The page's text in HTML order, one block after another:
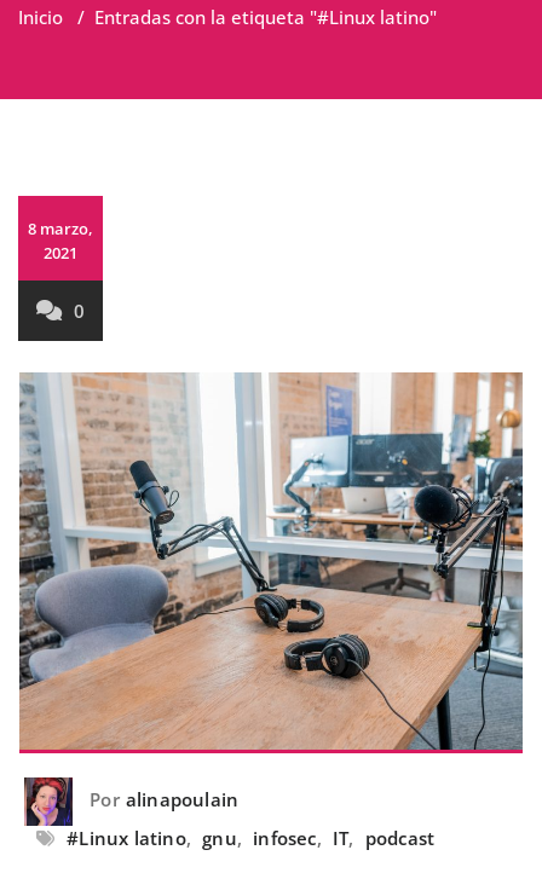
Inicio / Entradas con la etiqueta "#Linux latino"
8 marzo,
2021
0
Por alinapoulain
#Linux latino, gnu, infosec, IT, podcast